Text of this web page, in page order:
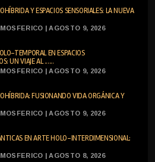
Y ESPACIOS SENSORIALES: LA NUEVA
| AGOSTO 9, 2026
TEMPORAL EN ESPACIOS
UN VIAJE AL ......
| AGOSTO 9, 2026
FUSIONANDO VIDA ORGÁNICA Y
| AGOSTO 9, 2026
EN ARTE HOLO-INTERDIMENSIONAL:
| AGOSTO 8, 2026